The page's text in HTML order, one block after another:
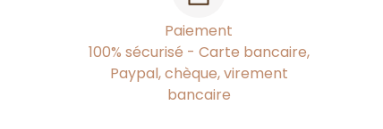
Paiement
100% sécurisé - Carte bancaire,
Paypal, chèque, virement
bancaire